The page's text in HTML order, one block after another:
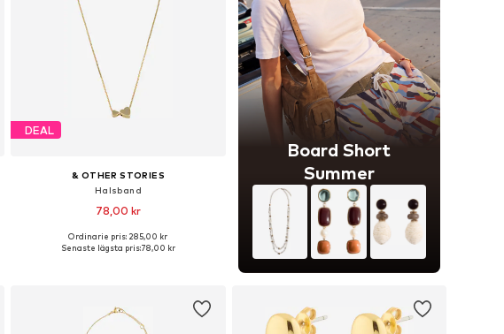
DEAL
& OTHER STORIES
Halsband
78,00 kr
Tillgängliga storlekar: One Size
Ordinarie pris: 285,00 kr
Senaste lägsta pris:78,00 kr
Board Short
Summer